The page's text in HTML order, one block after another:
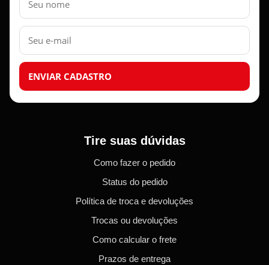
E-
mail
ENVIAR CADASTRO
Tire suas dúvidas
Como fazer o pedido
Status do pedido
Política de troca e devoluções
Trocas ou devoluções
Como calcular o frete
Prazos de entrega